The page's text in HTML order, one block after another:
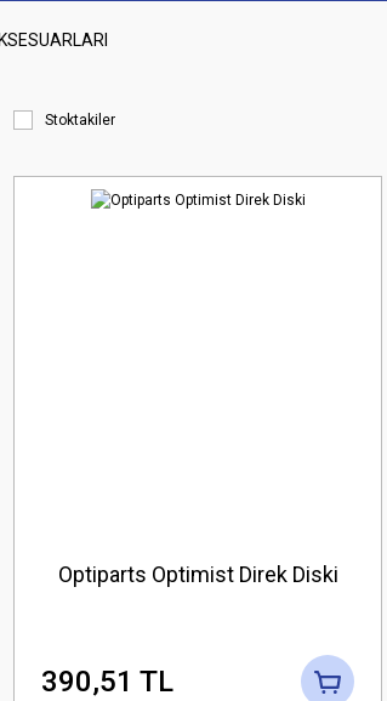
Stoktakiler
Optiparts Optimist Direk Diski
390,51 TL